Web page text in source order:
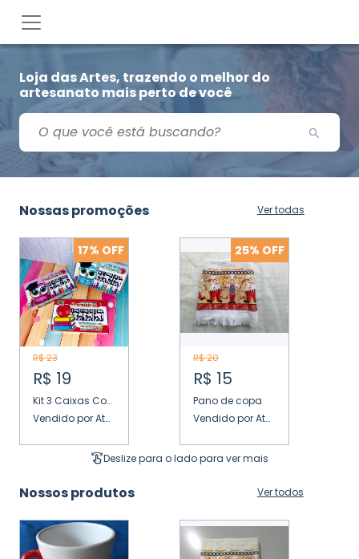
Loja das Artes, trazendo o melhor do
artesanato mais perto de você
Nossas promoções Ver todas
17% OFF
R$23
R$ 19
Kit 3 Caixas Com 5 Bis - Dia Dos Professores
Vendido por Ateliê Fllor Santos
25% OFF
R$20
R$ 15
Pano de copa
Vendido por Atelie Cris Silva
Deslize para o lado para ver mais
Nossos produtos Ver todos